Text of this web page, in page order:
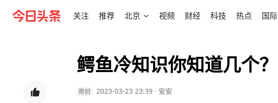
关注 推荐 北京 视频 财经 科技 热点 国际
鳄鱼冷知识你知道几个？
原创 2023-03-23 23:39 · 安安